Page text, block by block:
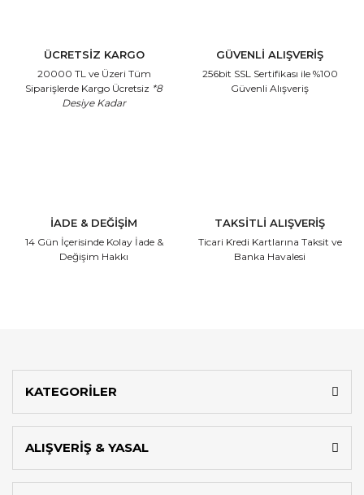
ÜCRETSİZ KARGO
20000 TL ve Üzeri Tüm
Siparişlerde Kargo Ücretsiz *8
Desiye Kadar
GÜVENLİ ALIŞVERİŞ
256bit SSL Sertifikası ile %100
Güvenli Alışveriş
İADE & DEĞİŞİM
14 Gün İçerisinde Kolay İade &
Değişim Hakkı
TAKSİTLİ ALIŞVERİŞ
Ticari Kredi Kartlarına Taksit ve
Banka Havalesi
KATEGORİLER
ALIŞVERİŞ & YASAL